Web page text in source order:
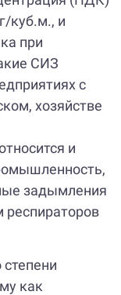
куб.м., и
при
СИЗ
с
хозяйстве
и
задымления
респираторов
как